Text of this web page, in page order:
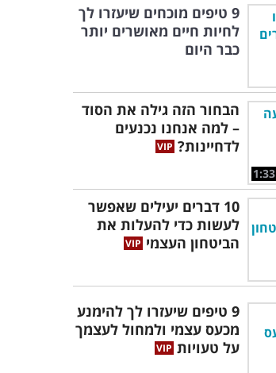
9 טיפים מוכחים שיעזרו לך
לחיות חיים מאושרים יותר
כבר היום
1:33
הבחור הזה גילה את הסוד
– למה אנחנו נכנעים
לדחיינות?
10 דברים יעילים שאפשר
לעשות כדי להעלות את
הביטחון העצמי
9 טיפים שיעזרו לך להימנע
מכעס עצמי ולמחול לעצמך
על טעויות